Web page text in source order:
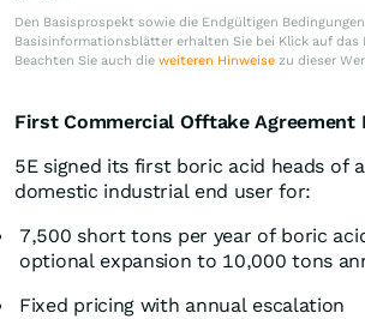
Den Basisprospekt sowie die Endgültigen
Basisinformationsblätter erhalten Sie bei Klick auf das
Beachten Sie auch die weiteren Hinweise zu dieser
First Commercial Offtake Agreement
5E signed its first boric acid heads of
domestic industrial end user for:
7,500 short tons per year of boric
optional expansion to 10,000 tons
Fixed pricing with annual escalation